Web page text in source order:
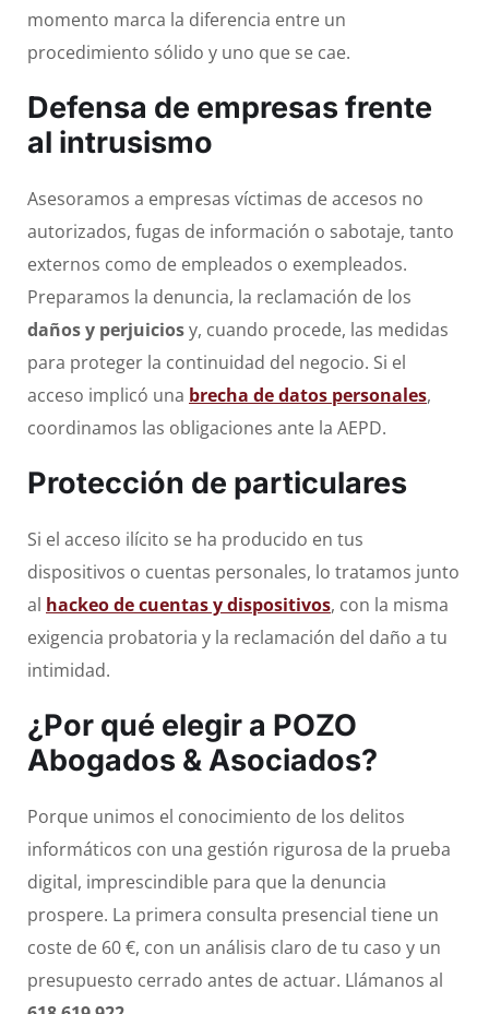
momento marca la diferencia entre un
procedimiento sólido y uno que se cae.
Defensa de empresas frente
al intrusismo
Asesoramos a empresas víctimas de accesos no
autorizados, fugas de información o sabotaje, tanto
externos como de empleados o exempleados.
Preparamos la denuncia, la reclamación de los
daños y perjuiciosy, cuando procede, las medidas
para proteger la continuidad del negocio. Si el
acceso implicó una brecha de datos personales,
coordinamos las obligaciones ante la AEPD.
Protección de particulares
Si el acceso ilícito se ha producido en tus
dispositivos o cuentas personales, lo tratamos junto
al hackeo de cuentas y dispositivos, con la misma
exigencia probatoria y la reclamación del daño a tu
intimidad.
¿Por qué elegir a POZO
Abogados & Asociados?
Porque unimos el conocimiento de los delitos
informáticos con una gestión rigurosa de la prueba
digital, imprescindible para que la denuncia
prospere. La primera consulta presencial tiene un
coste de 60 €, con un análisis claro de tu caso y un
presupuesto cerrado antes de actuar. Llámanos al